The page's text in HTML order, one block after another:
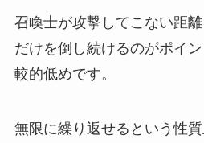
召喚士が攻撃してこない距
だけを倒し続けるのがポイ
較的低めです。
無限に繰り返せるという性